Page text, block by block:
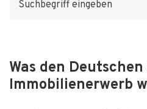
Was den
Immobilienerwerb